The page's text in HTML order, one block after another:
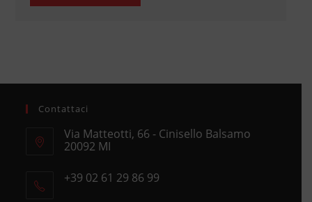
Contattaci
Via Matteotti, 66 - Cinisello Balsamo
20092 MI
in
+39 02 61 29 86 99